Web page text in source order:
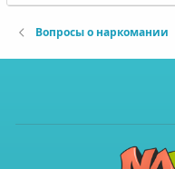
Вопросы о наркомании